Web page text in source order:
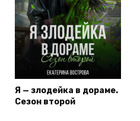
Я — злодейка в дораме.
Сезон второй